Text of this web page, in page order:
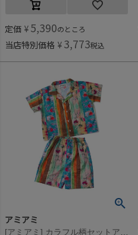
定価 ¥ 5,390のところ
当店特別価格 ¥ 3,773税込
アミアミ